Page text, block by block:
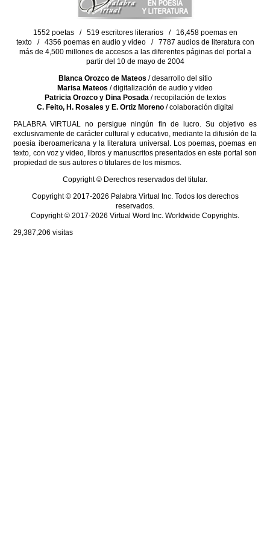
1552 poetas / 519 escritores literarios / 16,458 poemas en
texto / 4356 poemas en audio y video / 7787 audios de literatura con
más de 4,500 millones de accesos a las diferentes páginas del portal a
partir del 10 de mayo de 2004
Blanca Orozco de Mateos / desarrollo del sitio
Marisa Mateos / digitalización de audio y video
Patricia Orozco y Dina Posada/ recopilación de textos
C. Feito, H. Rosales y E. Ortiz Moreno/ colaboración digital
PALABRA VIRTUAL no persigue ningún fin de lucro. Su objetivo es
exclusivamente de carácter cultural y educativo, mediante la difusión de la
poesía iberoamericana y la literatura universal. Los poemas, poemas en
texto, con voz y video, libros y manuscritos presentados en este portal son
propiedad de sus autores o titulares de los mismos.
Copyright © Derechos reservados del titular.
Copyright © 2017-2026 Palabra Virtual Inc. Todos los derechos
reservados.
Copyright © 2017-2026 Virtual Word Inc. Worldwide Copyrights.
29,387,206 visitas